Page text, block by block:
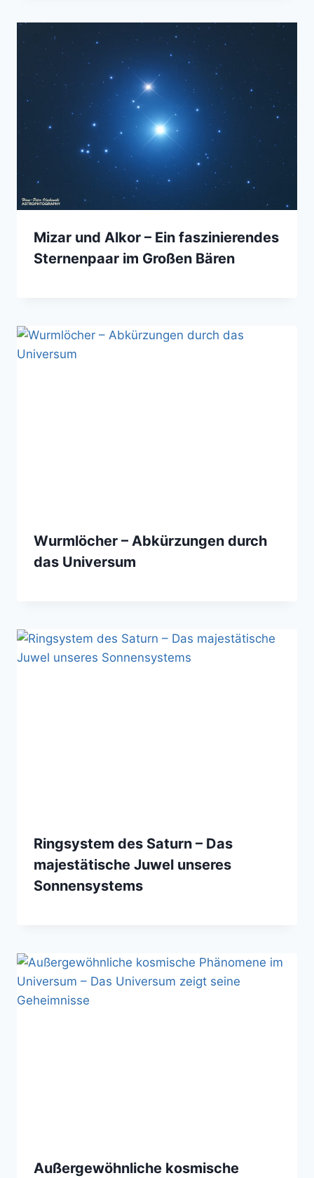
Mizar und Alkor – Ein faszinierendes
Sternenpaar im Großen Bären
Wurmlöcher – Abkürzungen durch
das Universum
Ringsystem des Saturn – Das
majestätische Juwel unseres
Sonnensystems
Außergewöhnliche kosmische